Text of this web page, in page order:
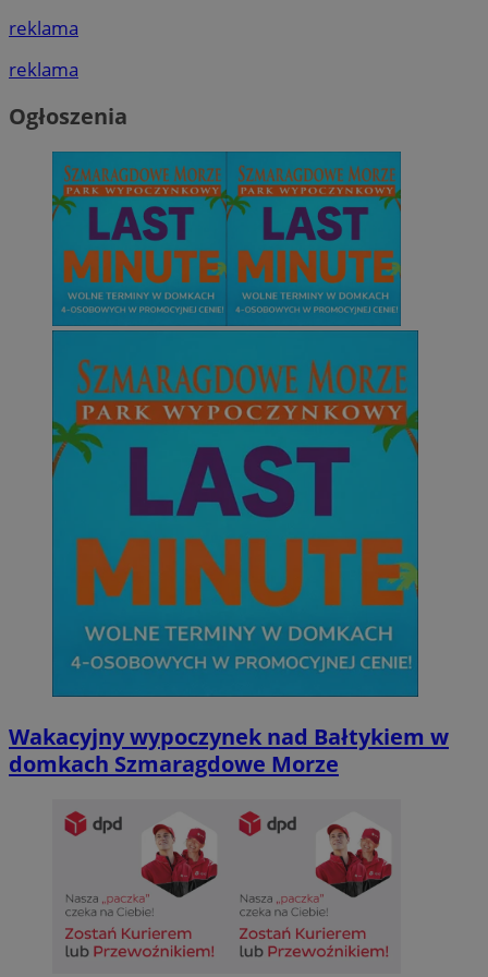
reklama
reklama
Ogłoszenia
Wakacyjny wypoczynek nad Bałtykiem w
domkach Szmaragdowe Morze